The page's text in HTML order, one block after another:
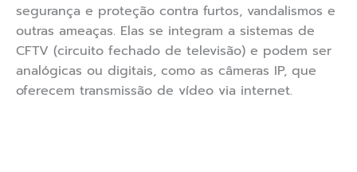
segurança e proteção contra furtos, vandalismos e
outras ameaças. Elas se integram a sistemas de
CFTV (circuito fechado de televisão) e podem ser
analógicas ou digitais, como as câmeras IP, que
oferecem transmissão de vídeo via internet.